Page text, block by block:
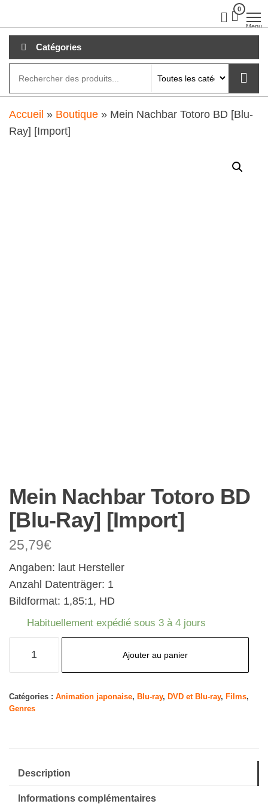
au
contenu
0
Menu
Catégories
Accueil » Boutique » Mein Nachbar Totoro BD [Blu-
Ray] [Import]
Mein Nachbar Totoro BD
[Blu-Ray] [Import]
25,79€
Angaben: laut Hersteller
Anzahl Datenträger: 1
Bildformat: 1,85:1, HD
Habituellement expédié sous 3 à 4 jours
Nachbar
Totoro
[Import]
Ajouter au panier
Catégories : Animation japonaise, Blu-ray, DVD et Blu-ray, Films,
Genres
Description
Informations complémentaires